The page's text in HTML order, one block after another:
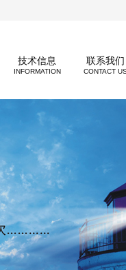
技术信息
INFORMATION
联系我们
CONTACT